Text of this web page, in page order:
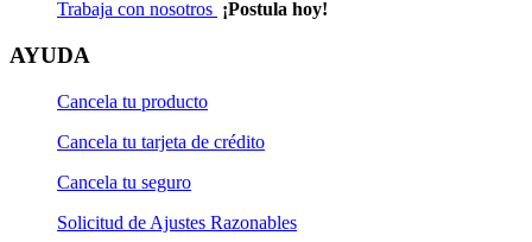
Trabaja con nosotros ¡Postula hoy!
AYUDA
Cancela tu producto
Cancela tu tarjeta de crédito
Cancela tu seguro
Solicitud de Ajustes Razonables